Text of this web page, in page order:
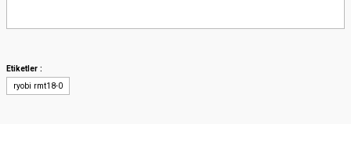
Yorum Yaz
Etiketler :
ryobi rmt18-0